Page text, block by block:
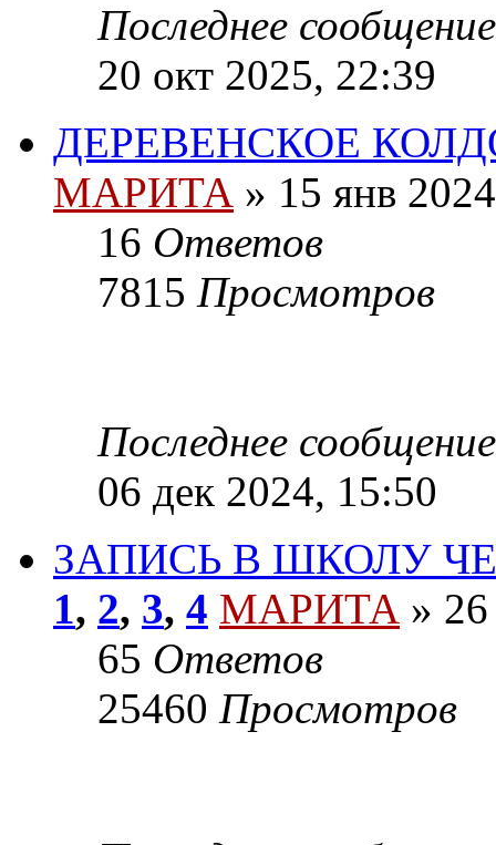
Последнее сообщение
20 окт 2025, 22:39
ДЕРЕВЕНСКОЕ
МАРИТА » 15 янв
16 Ответов
7815 Просмотров
Последнее сообщение
06 дек 2024, 15:50
ЗАПИСЬ В ШКОЛУ
1, 2, 3, 4 МАРИТА »
65 Ответов
25460 Просмотров